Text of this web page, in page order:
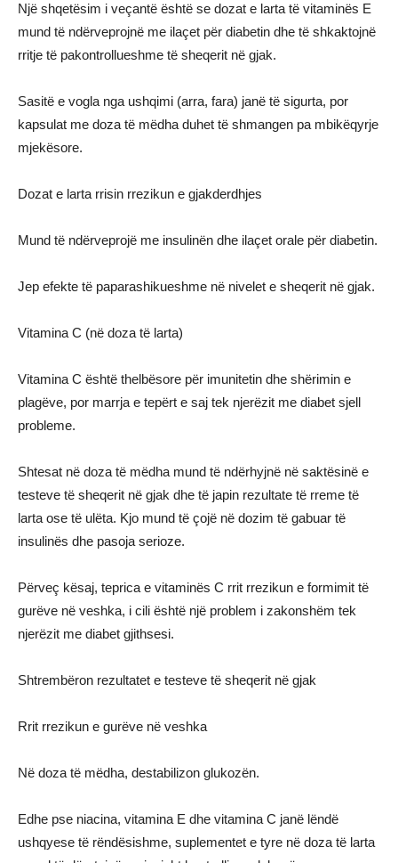
Një shqetësim i veçantë është se dozat e larta të vitaminës E
mund të ndërveprojnë me ilaçet për diabetin dhe të shkaktojnë
rritje të pakontrollueshme të sheqerit në gjak.
Sasitë e vogla nga ushqimi (arra, fara) janë të sigurta, por
kapsulat me doza të mëdha duhet të shmangen pa mbikëqyrje
mjekësore.
Dozat e larta rrisin rrezikun e gjakderdhjes
Mund të ndërveprojë me insulinën dhe ilaçet orale për diabetin.
Jep efekte të paparashikueshme në nivelet e sheqerit në gjak.
Vitamina C (në doza të larta)
Vitamina C është thelbësore për imunitetin dhe shërimin e
plagëve, por marrja e tepërt e saj tek njerëzit me diabet sjell
probleme.
Shtesat në doza të mëdha mund të ndërhyjnë në saktësinë e
testeve të sheqerit në gjak dhe të japin rezultate të rreme të
larta ose të ulëta. Kjo mund të çojë në dozim të gabuar të
insulinës dhe pasoja serioze.
Përveç kësaj, teprica e vitaminës C rrit rrezikun e formimit të
gurëve në veshka, i cili është një problem i zakonshëm tek
njerëzit me diabet gjithsesi.
Shtrembëron rezultatet e testeve të sheqerit në gjak
Rrit rrezikun e gurëve në veshka
Në doza të mëdha, destabilizon glukozën.
Edhe pse niacina, vitamina E dhe vitamina C janë lëndë
ushqyese të rëndësishme, suplementet e tyre në doza të larta